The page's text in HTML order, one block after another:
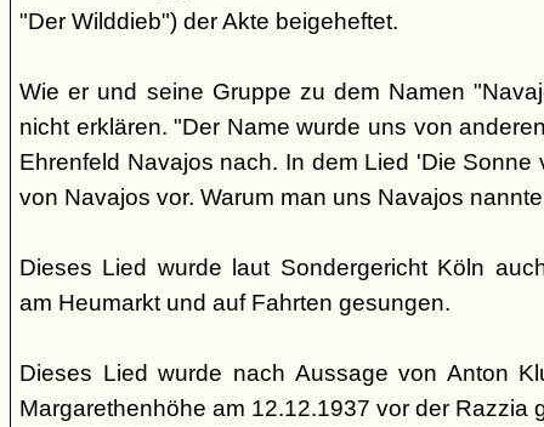
"Der Wilddieb") der Akte beigeheftet.
Wie er und seine Gruppe zu dem Namen
nicht erklären. "Der Name wurde uns von
Ehrenfeld Navajos nach. In dem Lied 'Die Sonne
von Navajos vor. Warum man uns Navajos
Dieses Lied wurde laut Sondergericht Köln
am Heumarkt und auf Fahrten gesungen.
Dieses Lied wurde nach Aussage von Anton
Margarethenhöhe am 12.12.1937 vor der Razzia